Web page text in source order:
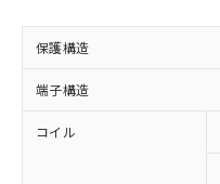
保護構造
端子構造
コイル